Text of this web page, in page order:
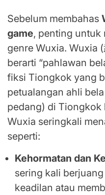
Sebelum membahas
game, penting untuk
genre Wuxia. Wuxia
berarti “pahlawan
fiksi Tiongkok yang
petualangan ahli
pedang) di
Wuxia seringkali
seperti:
Kehormatan dan
sering kali
keadilan atau